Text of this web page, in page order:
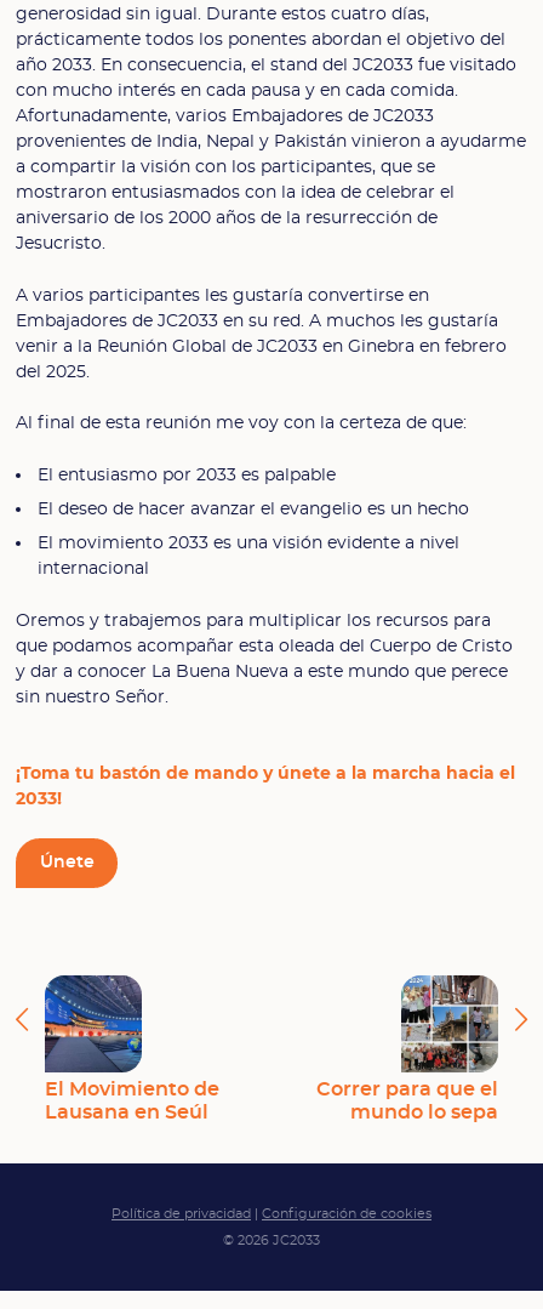
generosidad sin igual. Durante estos cuatro días,
prácticamente todos los ponentes abordan el objetivo del
año 2033. En consecuencia, el stand del JC2033 fue visitado
con mucho interés en cada pausa y en cada comida.
Afortunadamente, varios Embajadores de JC2033
provenientes de India, Nepal y Pakistán vinieron a ayudarme
a compartir la visión con los participantes, que se
mostraron entusiasmados con la idea de celebrar el
aniversario de los 2000 años de la resurrección de
Jesucristo.
A varios participantes les gustaría convertirse en
Embajadores de JC2033 en su red. A muchos les gustaría
venir a la Reunión Global de JC2033 en Ginebra en febrero
del 2025.
Al final de esta reunión me voy con la certeza de que:
El entusiasmo por 2033 es palpable
El deseo de hacer avanzar el evangelio es un hecho
El movimiento 2033 es una visión evidente a nivel
internacional
Oremos y trabajemos para multiplicar los recursos para
que podamos acompañar esta oleada del Cuerpo de Cristo
y dar a conocer La Buena Nueva a este mundo que perece
sin nuestro Señor.
¡Toma tu bastón de mando y únete a la marcha hacia el
2033!
Únete
El Movimiento de
Lausana en Seúl
Correr para que el
mundo lo sepa
Política de privacidad
Configuración de cookies
© 2026 JC2033